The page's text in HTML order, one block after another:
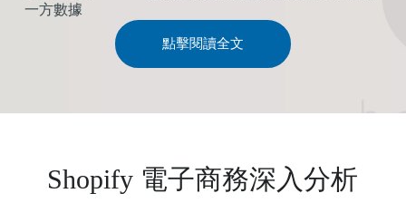
一方數據
點擊閱讀全文
Shopify 電子商務深入分析